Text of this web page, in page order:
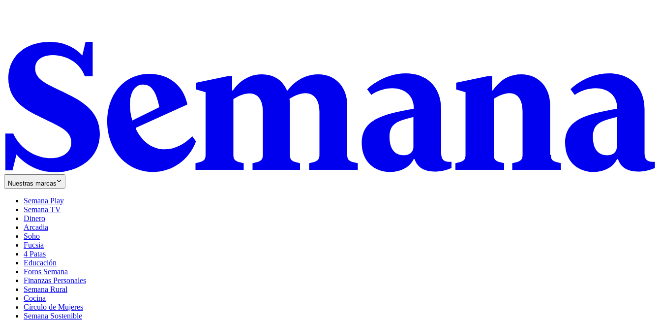
Nuestras marcas
Semana Play
Semana TV
Dinero
Arcadia
Soho
in
new
window
Fucsia
in
new
window
4 Patas
Educación
Foros Semana
Finanzas Personales
Semana Rural
Cocina
Círculo de Mujeres
Semana Sostenible